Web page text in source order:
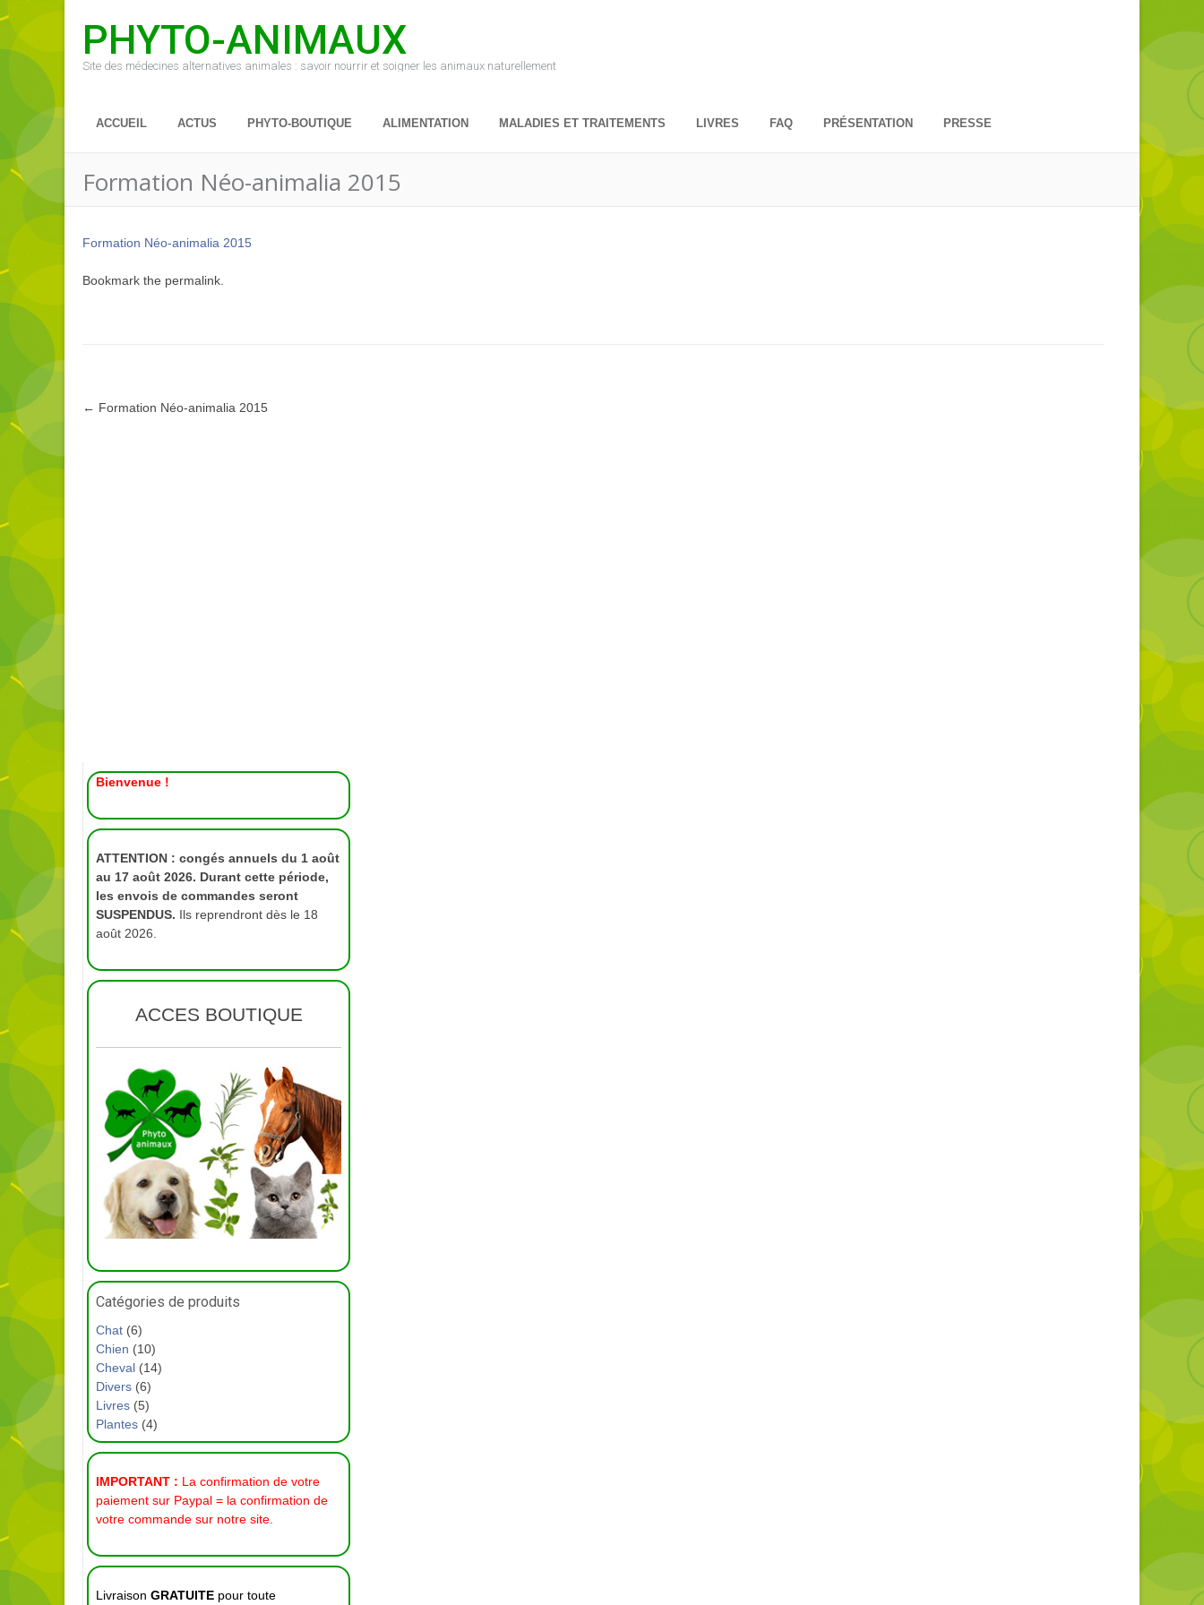
PHYTO-ANIMAUX
Site des médecines alternatives animales : savoir nourrir et soigner les animaux naturellement
ACCUEIL ACTUS PHYTO-BOUTIQUE ALIMENTATION MALADIES ET TRAITEMENTS LIVRES FAQ PRÉSENTATION PRESSE
Formation Néo-animalia 2015
Formation Néo-animalia 2015
Bookmark the permalink
Post
← Formation Néo-animalia 2015
Bienvenue !
ATTENTION : congés annuels du 1 août
au 17 août 2026. Durant cette période,
les envois de commandes seront
SUSPENDUS. Ils reprendront dès le 18
août 2026.
ACCES BOUTIQUE
Catégories de produits
Chat (6)
Chien (10)
Cheval (14)
Divers (6)
Livres (5)
Plantes (4)
IMPORTANT : La confirmation de votre
paiement sur Paypal = la confirmation de
votre commande sur notre site.
Livraison GRATUITE pour toute